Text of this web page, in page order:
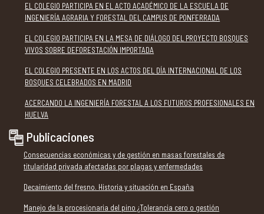
EL COLEGIO PARTICIPA EN EL ACTO ACADÉMICO DE LA ESCUELA DE
INGENIERÍA AGRARIA Y FORESTAL DEL CAMPUS DE PONFERRADA
EL COLEGIO PARTICIPA EN LA MESA DE DIÁLOGO DEL PROYECTO BOSQUES
VIVOS SOBRE DEFORESTACIÓN IMPORTADA
EL COLEGIO PRESENTE EN LOS ACTOS DEL DÍA INTERNACIONAL DE LOS
BOSQUES CELEBRADOS EN MADRID
ACERCANDO LA INGENIERÍA FORESTAL A LOS FUTUROS PROFESIONALES EN
HUELVA
Publicaciones
Consecuencias económicas y de gestión en masas forestales de
titularidad privada afectadas por plagas y enfermedades
Decaimiento del fresno. Historia y situación en España
Manejo de la procesionaria del pino ¿Tolerancia cero o gestión